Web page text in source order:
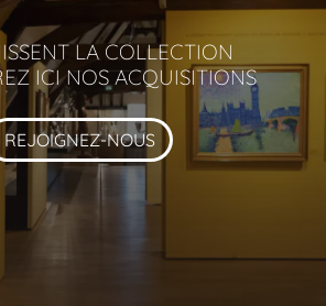
LA COLLECTION
ICI NOS ACQUISITIONS
REJOIGNEZ-NOUS